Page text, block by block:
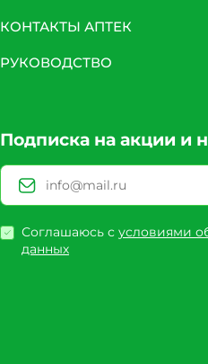
КОНТАКТЫ АПТЕК
РУКОВОДСТВО
Подписка на акции и
Соглашаюсь с условиями
данных